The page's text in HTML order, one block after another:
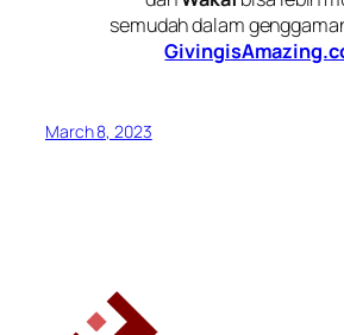
semudah dalam
March 8, 2023